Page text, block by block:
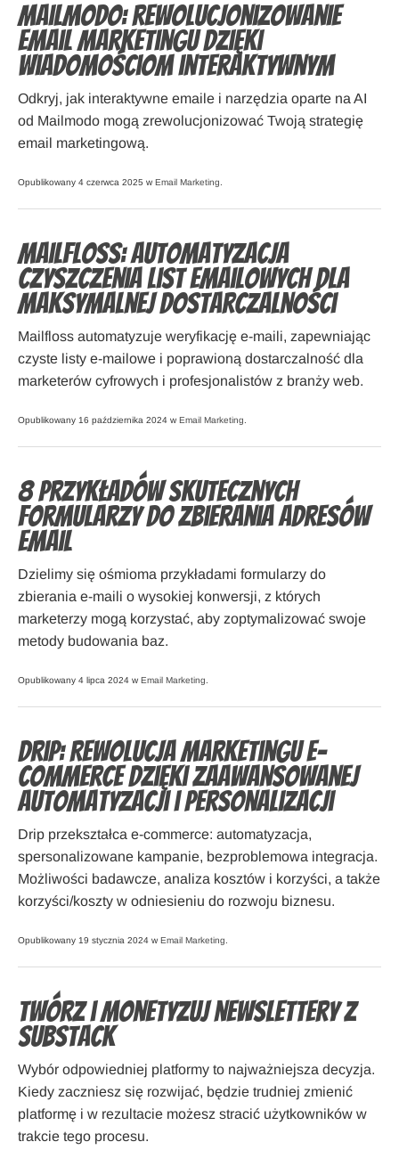
Mailmodo: rewolucjonizowanie
email marketingu dzięki
wiadomościom interaktywnym
Odkryj, jak interaktywne emaile i narzędzia oparte na AI
od Mailmodo mogą zrewolucjonizować Twoją strategię
email marketingową.
Opublikowany 4 czerwca 2025 w Email Marketing
Mailfloss: automatyzacja
czyszczenia list emailowych dla
maksymalnej dostarczalności
Mailfloss automatyzuje weryfikację e-maili, zapewniając
czyste listy e-mailowe i poprawioną dostarczalność dla
marketerów cyfrowych i profesjonalistów z branży web.
Opublikowany 16 października 2024 w Email Marketing
8 Przykładów skutecznych
formularzy do zbierania adresów
email
Dzielimy się ośmioma przykładami formularzy do
zbierania e-maili o wysokiej konwersji, z których
marketerzy mogą korzystać, aby zoptymalizować swoje
metody budowania baz.
Opublikowany 4 lipca 2024 w Email Marketing
Drip: Rewolucja marketingu e-
commerce dzięki zaawansowanej
automatyzacji i personalizacji
Drip przekształca e-commerce: automatyzacja,
spersonalizowane kampanie, bezproblemowa integracja.
Możliwości badawcze, analiza kosztów i korzyści, a także
korzyści/koszty w odniesieniu do rozwoju biznesu.
Opublikowany 19 stycznia 2024 w Email Marketing
Twórz i monetyzuj newslettery z
Substack
Wybór odpowiedniej platformy to najważniejsza decyzja.
Kiedy zaczniesz się rozwijać, będzie trudniej zmienić
platformę i w rezultacie możesz stracić użytkowników w
trakcie tego procesu.